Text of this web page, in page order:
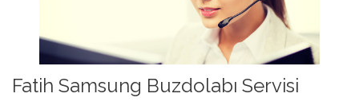
Fatih Samsung Buzdolabı Servisi